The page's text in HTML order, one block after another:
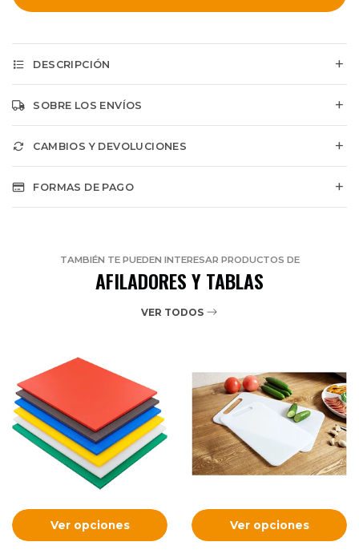
DESCRIPCIÓN
SOBRE LOS ENVÍOS
CAMBIOS Y DEVOLUCIONES
FORMAS DE PAGO
TAMBIÉN TE PUEDEN INTERESAR PRODUCTOS DE
AFILADORES Y TABLAS
VER TODOS
Ver opciones Ver opciones